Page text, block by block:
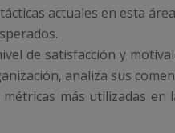
actuales en esta
de satisfacción y
analiza sus
más utilizadas en